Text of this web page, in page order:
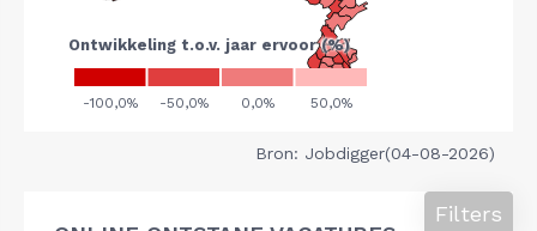
Bron: Jobdigger(04-08-2026)
Filters